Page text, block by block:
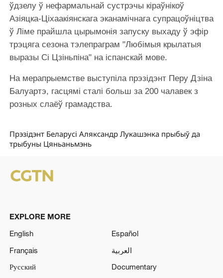
ўдзелу ў нефармальнай сустрэчы кіраўнікоў
Азіяцка-Ціхаакіянскага эканамічнага супрацоўніцтва
ў Ліме прайшла цырымонія запуску выхаду ў эфір
трэцяга сезона тэлепраграм "Любімыя крылатыя
выразы Сі Цзіньпіна" на іспанскай мове.
На мерапрыемстве выступіла прэзідэнт Перу Дзіна
Балуартэ, гасцямі сталі больш за 200 чалавек з
розных слаёў грамадства.
Прэзідэнт Беларусі Аляксандр Лукашэнка прыбыў да
трыбуны Цяньаньмэнь
EXPLORE MORE
English
Español
Français
العربية
Русский
Documentary